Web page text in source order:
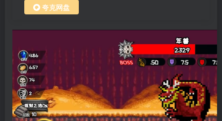
夸克网盘